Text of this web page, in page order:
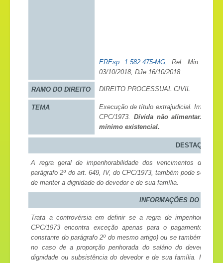
EREsp 1.582.475-MG, Rel. Min.
03/10/2018, DJe 16/10/2018
RAMO DO DIREITO DIREITO PROCESSUAL CIVIL
TEMA
Execução de título extrajudicial.
CPC/1973.Dívida não alimentar.
mínimo existencial.
DESTAQUE
A regra geral de impenhorabilidade dos vencimentos do
parágrafo 2º do art. 649, IV, do CPC/1973, também pode ser
de manter a dignidade do devedor e de sua família.
INFORMAÇÕES DO
Trata a controvérsia em definir se a regra de
CPC/1973 encontra exceção apenas para o pagamento de
constante do parágrafo 2º do mesmo artigo) ou se também se
no caso de a proporção penhorada do salário do devedor
dignidade ou subsistência do devedor e de sua família.